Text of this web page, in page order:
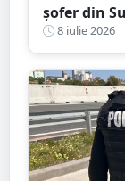
șofer din
un stâlp
8 iulie 2026